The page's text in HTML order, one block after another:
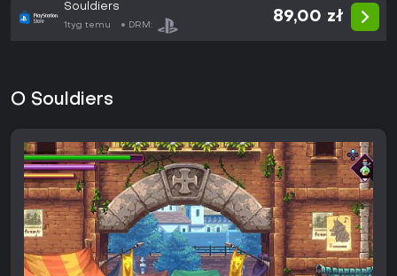
Souldiers
1tyg temu DRM:
89,00 zł
O Souldiers